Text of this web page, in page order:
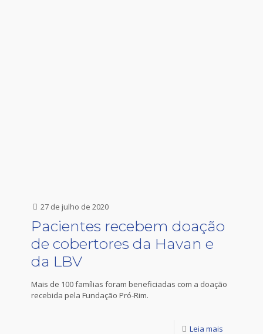
27 de julho de 2020
Pacientes recebem doação
de cobertores da Havan e
da LBV
Mais de 100 famílias foram beneficiadas com a doação
recebida pela Fundação Pró-Rim.
Leia mais